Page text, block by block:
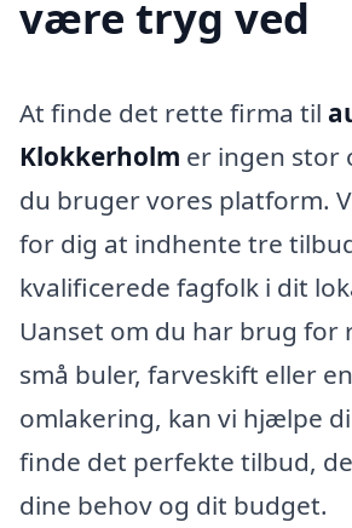
være tryg ved
At finde det rette firma til
Klokkerholm er ingen stor
du bruger vores platform.
for dig at indhente tre
kvalificerede fagfolk i dit
Uanset om du har brug for
små buler, farveskift eller
omlakering, kan vi hjælpe
finde det perfekte tilbud,
dine behov og dit budget.